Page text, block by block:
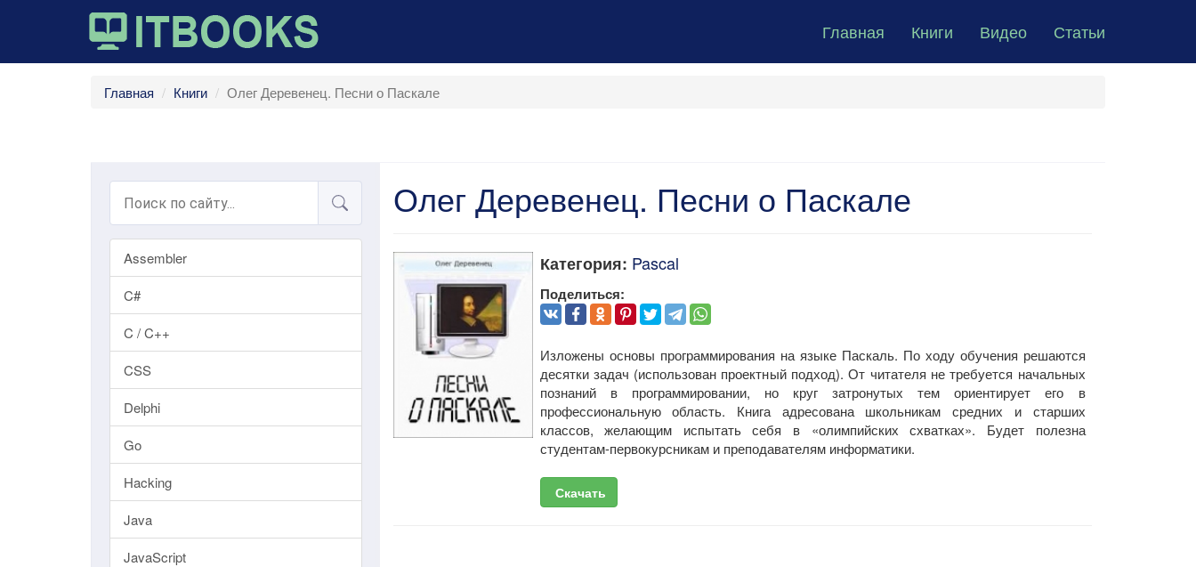
Главная Книги Видео Статьи
Главная Книги Олег Деревенец. Песни о Паскале
Assembler
C#
C / C++
CSS
Delphi
Go
Hacking
Java
JavaScript
Олег Деревенец. Песни о Паскале
Категория: Pascal
Поделиться:
Изложены основы программирования на языке Паскаль. По ходу обучения решаются
десятки задач (использован проектный подход). От читателя не требуется начальных
познаний в программировании, но круг затронутых тем ориентирует его в
профессиональную область. Книга адресована школьникам средних и старших
классов, желающим испытать себя в «олимпийских схватках». Будет полезна
студентам-первокурсникам и преподавателям информатики.
Скачать